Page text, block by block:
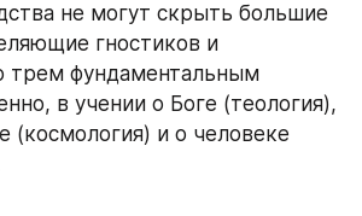
не могут скрыть большие
гностиков и
трем фундаментальным
в учении о Боге (теология),
и о человеке